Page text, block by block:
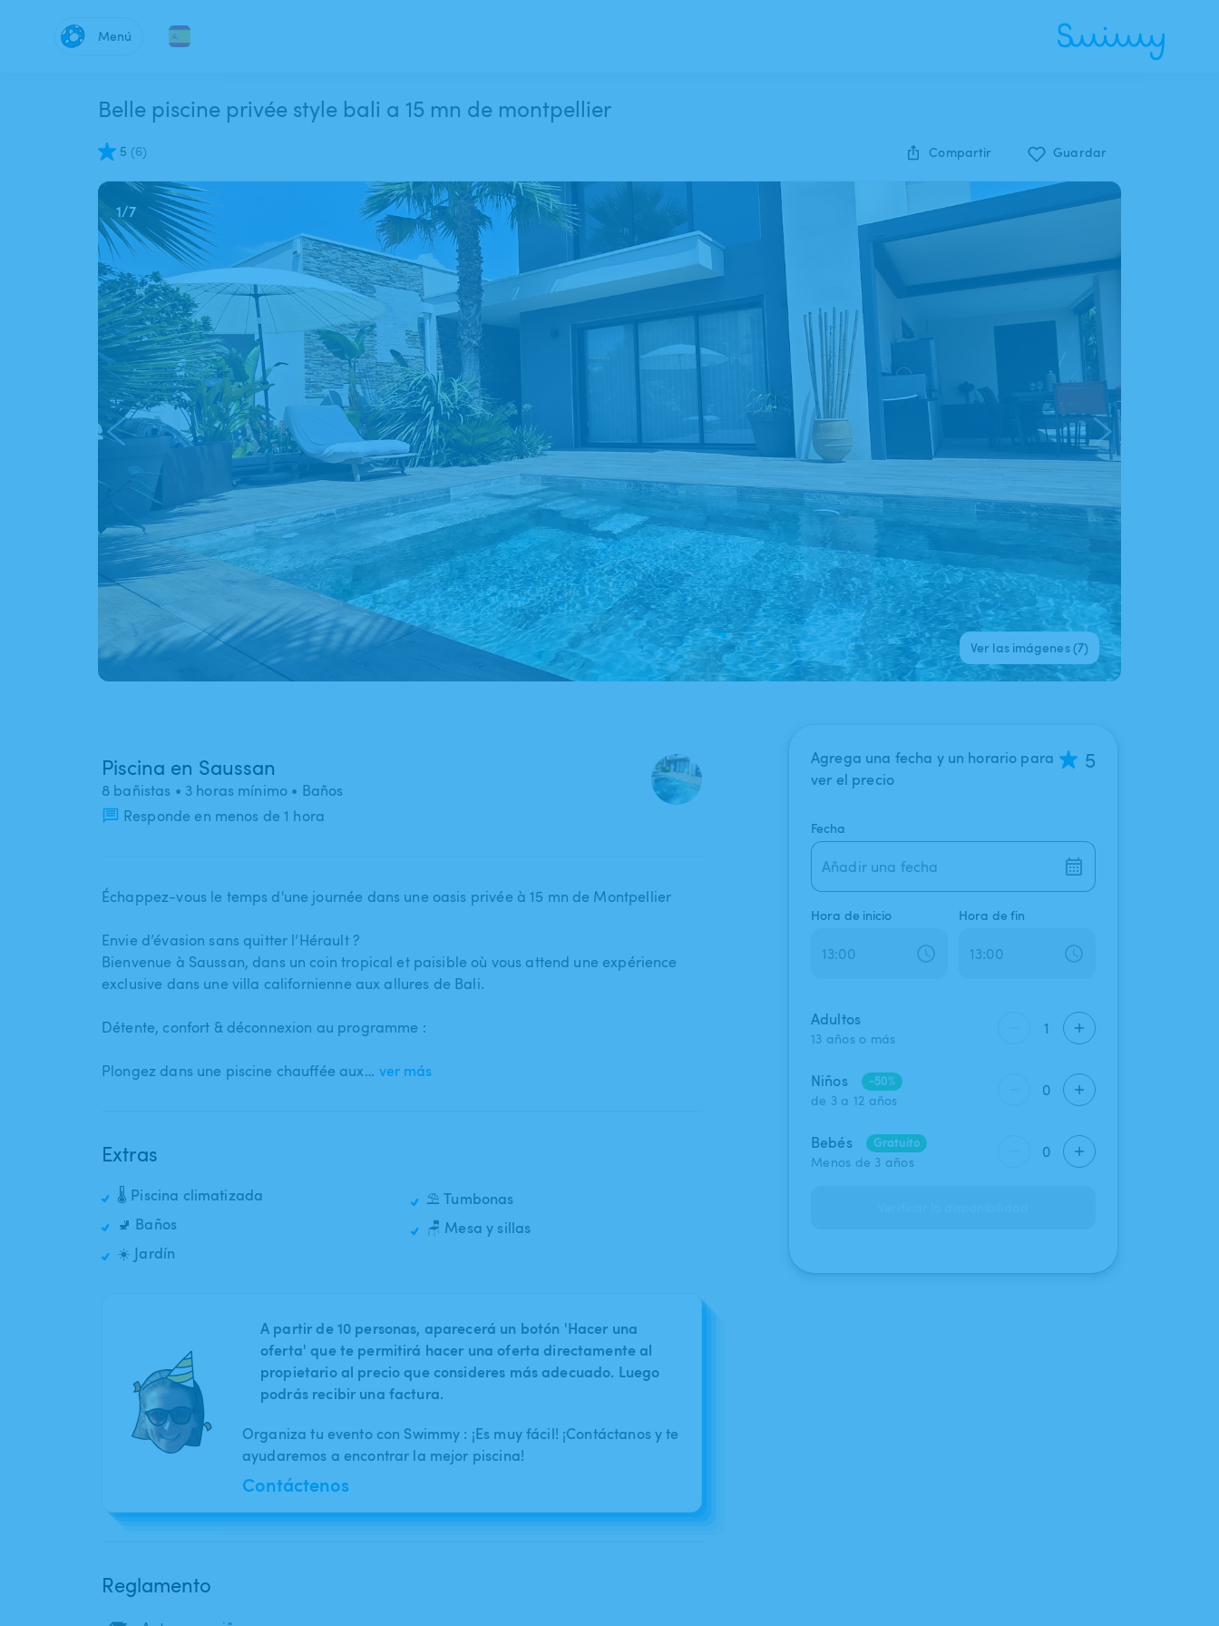
Menú
Belle piscine privée style bali a 15 mn de montpellier
5 (6) Compartir Guardar
1/7
Ver las imágenes (7)
Piscina en Saussan
8 bañistas • 3 horas mínimo • Baños
Responde en menos de 1 hora
Échappez-vous le temps d'une journée dans une oasis privée à 15 mn de Montpellier
Envie d’évasion sans quitter l’Hérault ?
Bienvenue à Saussan​,​ dans un coin tropical et paisible où vous attend une expérience
exclusive dans une villa californienne aux allures de Bali.
Détente​,​ confort & déconnexion au programme :
Plongez dans une piscine chauffée aux… ver más
Extras
🌡️ Piscina climatizada
🚽 Baños
☀️ Jardín
⛱️ Tumbonas
🪑 Mesa y sillas
A partir de 10 personas, aparecerá un botón 'Hacer una
oferta' que te permitirá hacer una oferta directamente al
propietario al precio que consideres más adecuado. Luego
podrás recibir una factura.
Organiza tu evento con Swimmy : ¡Es muy fácil! ¡Contáctanos y te
ayudaremos a encontrar la mejor piscina!
Contáctenos
Reglamento
Agrega una fecha y un horario para
ver el precio
5
Fecha
Añadir una fecha
Hora de inicio Hora de fin
Adultos
13 años o más
1
Niños
-50%
de 3 a 12 años
0
Bebés
Gratuito
Menos de 3 años
0